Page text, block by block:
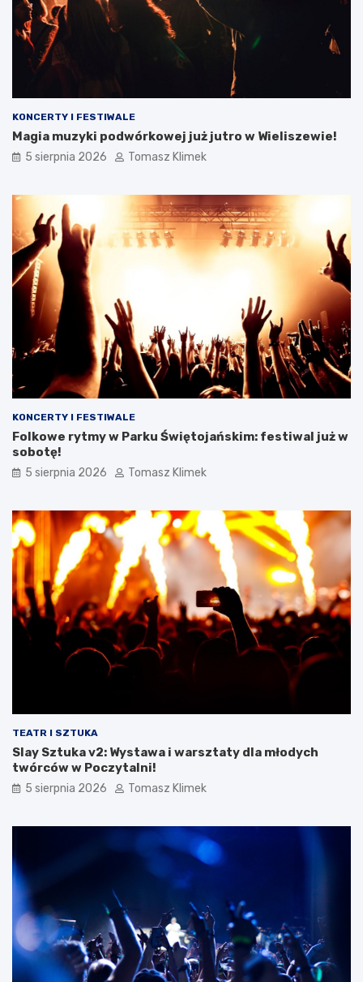
KONCERTY I FESTIWALE
Magia muzyki podwórkowej już jutro w Wieliszewie!
5 sierpnia 2026 Tomasz Klimek
KONCERTY I FESTIWALE
Folkowe rytmy w Parku Świętojańskim: festiwal już w
sobotę!
5 sierpnia 2026 Tomasz Klimek
TEATR I SZTUKA
Slay Sztuka v2: Wystawa i warsztaty dla młodych
twórców w Poczytalni!
5 sierpnia 2026 Tomasz Klimek